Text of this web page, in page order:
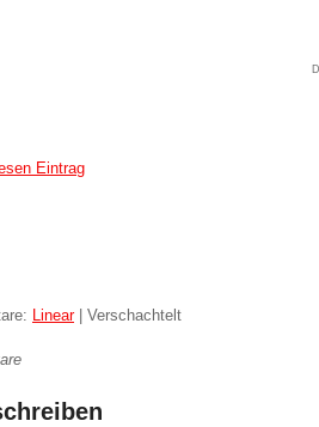
Eintrag
Linear| Verschachtelt